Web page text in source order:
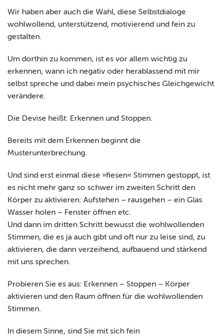
Wir haben aber auch die Wahl, diese Selbstdialoge
wohlwollend, unterstützend, motivierend und fein zu
gestalten.
Um dorthin zu kommen, ist es vor allem wichtig zu
erkennen, wann ich negativ oder herablassend mit mir
selbst spreche und dabei mein psychisches Gleichgewicht
verändere.
Die Devise heißt: Erkennen und Stoppen.
Bereits mit dem Erkennen beginnt die
Musterunterbrechung.
Und sind erst einmal diese »fiesen« Stimmen gestoppt, ist
es nicht mehr ganz so schwer im zweiten Schritt den
Körper zu aktivieren: Aufstehen – rausgehen – ein Glas
Wasser holen – Fenster öffnen etc.
Und dann im dritten Schritt bewusst die wohlwollenden
Stimmen, die es ja auch gibt und oft nur zu leise sind, zu
aktivieren, die dann verzeihend, aufbauend und stärkend
mit uns sprechen.
Probieren Sie es aus: Erkennen – Stoppen – Körper
aktivieren und den Raum öffnen für die wohlwollenden
Stimmen.
In diesem Sinne, sind Sie mit sich fein